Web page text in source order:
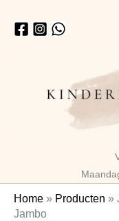
naar
Home » Producten »
Jambo